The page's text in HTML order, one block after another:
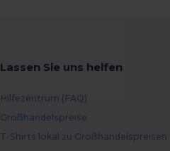
Lassen Sie uns helfen
Hilfezentrum (FAQ)
Großhandelspreise
T-Shirts lokal zu Großhandelspreisen